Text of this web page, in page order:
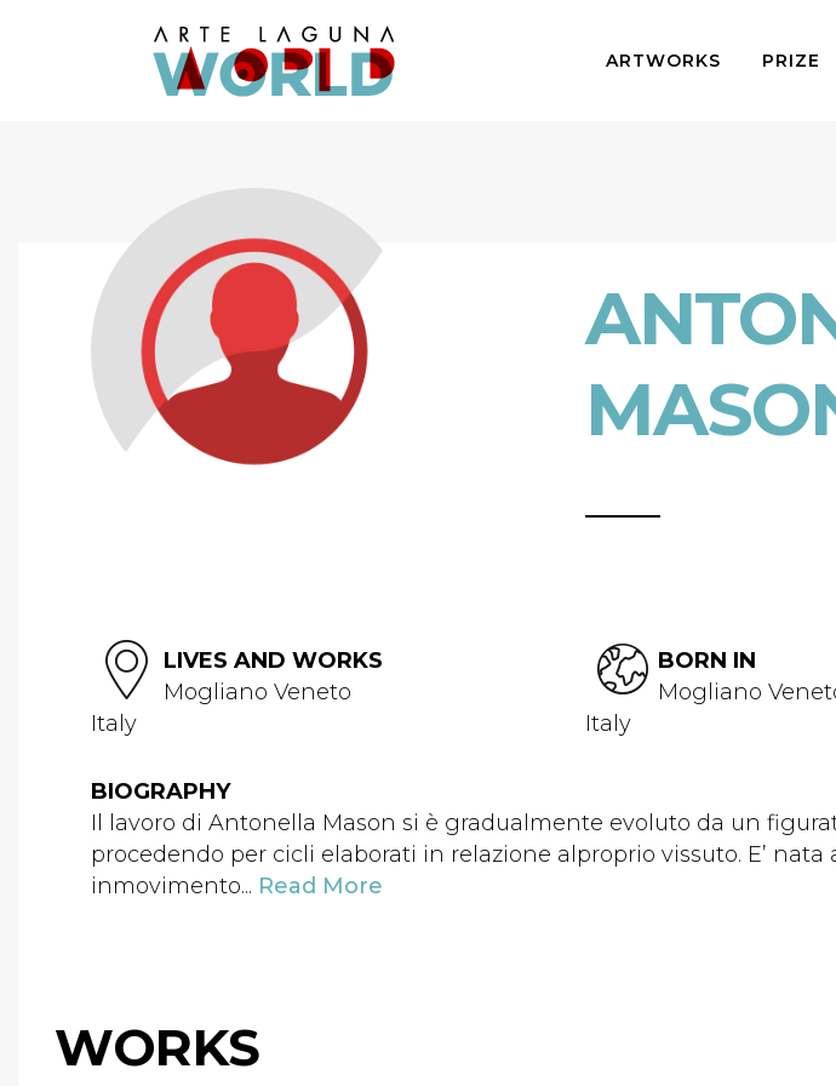
ARTWORKS PRIZE
LIVES AND WORKS
Mogliano Veneto
Italy
BORN IN
Mogliano
Italy
BIOGRAPHY
Il lavoro di Antonella Mason si è gradualmente evoluto da un
procedendo per cicli elaborati in relazione alproprio vissuto. E’
inmovimento... Read More
WORKS